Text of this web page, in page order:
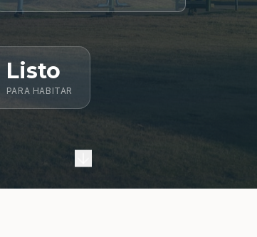
Listo
PARA HABITAR